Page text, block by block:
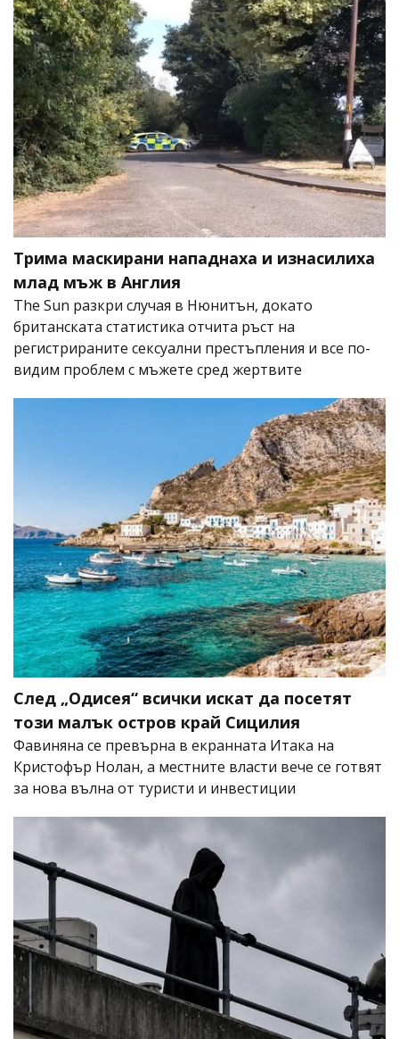
Трима маскирани нападнаха и изнасилиха
млад мъж в Англия
The Sun разкри случая в Нюнитън, докато
британската статистика отчита ръст на
регистрираните сексуални престъпления и все по-
видим проблем с мъжете сред жертвите
След „Одисея“ всички искат да посетят
този малък остров край Сицилия
Фавиняна се превърна в екранната Итака на
Кристофър Нолан, а местните власти вече се готвят
за нова вълна от туристи и инвестиции